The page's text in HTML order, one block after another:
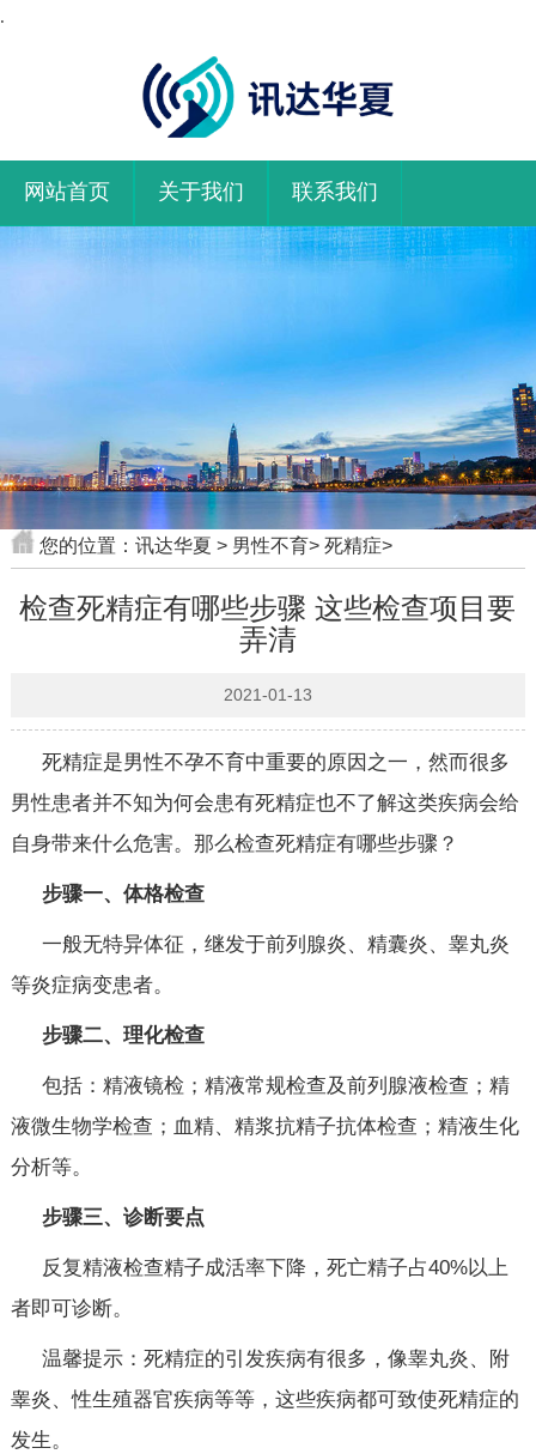
.
网站首页 关于我们 联系我们
您的位置： 讯达华夏 > 男性不育> 死精症>
检查死精症有哪些步骤 这些检查项目要
弄清
2021-01-13
死精症是男性不孕不育中重要的原因之一，然而很多
男性患者并不知为何会患有死精症也不了解这类疾病会给
自身带来什么危害。那么检查死精症有哪些步骤？
步骤一、体格检查
一般无特异体征，继发于前列腺炎、精囊炎、睾丸炎
等炎症病变患者。
步骤二、理化检查
包括：精液镜检；精液常规检查及前列腺液检查；精
液微生物学检查；血精、精浆抗精子抗体检查；精液生化
分析等。
步骤三、诊断要点
反复精液检查精子成活率下降，死亡精子占40%以上
者即可诊断。
温馨提示：死精症的引发疾病有很多，像睾丸炎、附
睾炎、性生殖器官疾病等等，这些疾病都可致使死精症的
发生。